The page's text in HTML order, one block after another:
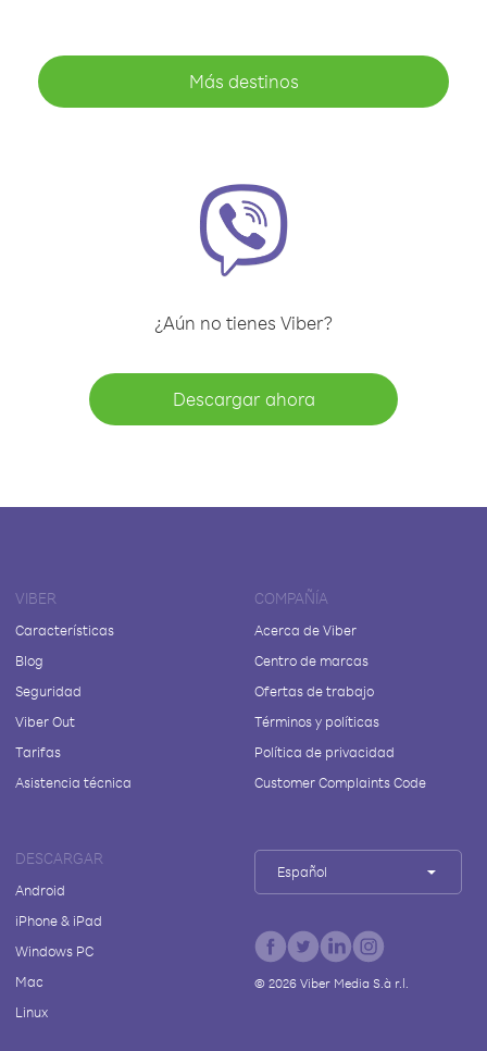
Más destinos
¿Aún no tienes Viber?
Descargar ahora
VIBER
Características
Blog
Seguridad
Viber Out
Tarifas
Asistencia técnica
COMPAÑÍA
Acerca de Viber
Centro de marcas
Ofertas de trabajo
Términos y políticas
Política de privacidad
Customer Complaints Code
DESCARGAR
Android
iPhone & iPad
Windows PC
Mac
Linux
Español
© 2026Viber Media S.à r.l.